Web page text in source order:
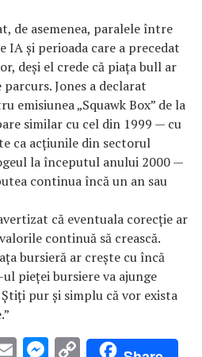
de asemenea, paralele între
și perioada care a precedat
deși el crede că piața bull ar
Jones a declarat
emisiunea „Squawk Box” de la
similar cu cel din 1999 — cu
ca acțiunile din sectorul
la începutul anului 2000 —
continua încă un an sau
că eventuala corecție ar
continuă să crească.
bursieră ar crește cu încă
ul pieței bursiere va ajunge
pur și simplu că vor exista
E M C